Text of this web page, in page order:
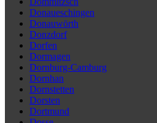
Donaueschingen
Donauwörth
Donzdorf
Dorfen
Dormagen
Dornburg-Camburg
Dornhan
Dornstetten
Dorsten
Dortmund